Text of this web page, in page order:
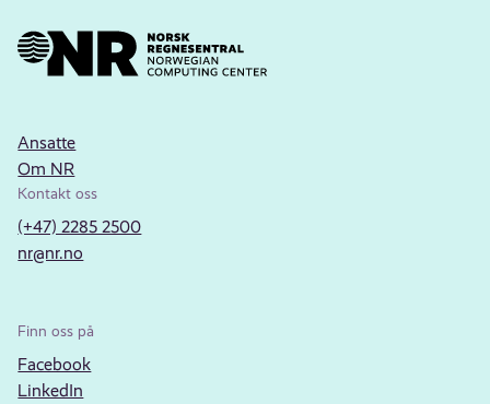
Ansatte
Om NR
Kontakt oss
(+47) 2285 2500
nr@nr.no
Finn oss på
Facebook
LinkedIn